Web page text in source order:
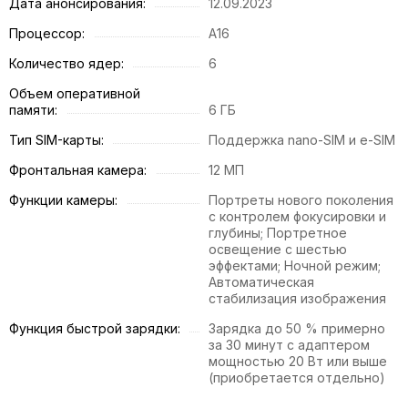
Процессор:
A16
Количество ядер:
6
Объем оперативной
памяти:
6 ГБ
Тип SIM-карты:
Поддержка nano-SIM и e-SIM
Фронтальная камера:
12 МП
Функции камеры:
Портреты нового поколения
с контролем фокусировки и
глубины; Портретное
освещение с шестью
эффектами; Ночной режим;
Автоматическая
стабилизация изображения
Функция быстрой зарядки:
Зарядка до 50 % примерно
за 30 минут с адаптером
мощностью 20 Вт или выше
(приобретается отдельно)